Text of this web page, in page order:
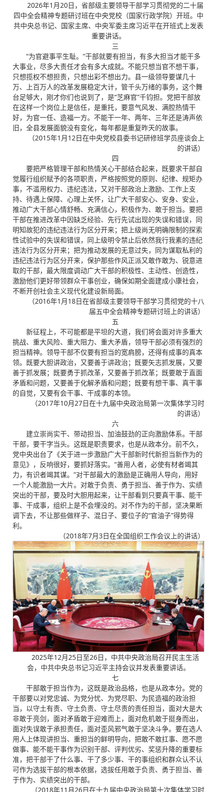
2026年1月20日，省部级主要领导干部学习贯彻党的二十届
四中全会精神专题研讨班在中央党校（国家行政学院）开班。中
共中央总书记、国家主席、中央军委主席习近平在开班式上发表
重要讲话。
三
“为官避事平生耻。”干部就要有担当，有多大担当才能干多
大事业，尽多大责任才会有多大成就。不能只想当官不想干事，
只想揽权不想担责，只想出彩不想出力。县一级领导要谋几十
万、上百万人的改革发展稳定大计，管千头万绪的事务，这个舞
台足够大，刚才你们也说到了，是“芝麻官”千钧担。党把干部放
在这样一个岗位上是信任，是重托，要意气风发、满腔热情干
好，为官一任、造福一方。不能干一年、两年、三年还是涛声依
旧，全县发展面貌没有变化，每年都是重复昨天的故事。
（2015年1月12日在中央党校县委书记研修班学员座谈会上
的讲话）
四
要把严格管理干部和热情关心干部结合起来，既要求干部自
觉履行组织赋予的各项职责，严格按照党的原则、纪律、规矩办
事，不滥用权力、违纪违法，又对干部政治上激励、工作上支
持、待遇上保障、心理上关怀，让广大干部安心、安身、安业，
推动广大干部心情舒畅、充满信心，积极作为、敢于担当。要把
干部在推进改革中因缺乏经验、先行先试出现的失误和错误，同
明知故犯的违纪违法行为区分开来；把上级尚无明确限制的探索
性试验中的失误和错误，同上级明令禁止后依然我行我素的违纪
违法行为区分开来；把为推动发展的无意过失，同为谋取私利的
违纪违法行为区分开来，保护那些作风正派又敢作敢为、锐意进
取的干部，最大限度调动广大干部的积极性、主动性、创造性，
激励他们更好带领群众干事创业，确保如期全面建成小康社会，
不断开创社会主义现代化建设新局面。
（2016年1月18日在省部级主要领导干部学习贯彻党的十八
届五中全会精神专题研讨班上的讲话）
五
新征程上，不可能都是平坦的大道，我们将会面对许多重大
挑战、重大风险、重大阻力、重大矛盾，领导干部必须有强烈的
担当精神。领导干部不仅要有担当的宽肩膀，还得有成事的真本
领。既要大胆讲政治，又要善于讲政治；既要矢志抓发展，又要
善于抓发展；既要勇于抓改革，又要善于抓改革；既要敢于直面
矛盾和问题，又要善于化解矛盾和问题；既要有想干事、真干事
的自觉，又要有会干事、干成事的本领。
（2017年10月27日在十九届中央政治局第一次集体学习时
的讲话）
六
建立崇尚实干、带动担当、加油鼓劲的正向激励体系。干部
干部，要干字当头。这既是职责要求，也是从政本分。前不久，
党中央出台了《关于进一步激励广大干部新时代新担当新作为的
意见》，反响很好，要抓好落实。“善用人者，必使有材者竭其
力，有识者竭其谋。”对干部最大的激励是正确用人导向，用好
一个人能激励一大片。对敢于负责、勇于担当、善于作为、实绩
突出的干部，要及时大胆用起来，让干部看到只要真干事、能干
事、干成事，组织上是不会埋没的。对不作为的干部，坚决果断
调下去，不让那些做样子、混日子、要位子的“官油子”得势得
利。
（2018年7月3日在全国组织工作会议上的讲话）
2025年12月25日至26日，中共中央政治局召开民主生活
会，中共中央总书记习近平主持会议并发表重要讲话。
七
干部敢于担当作为，这既是政治品格，也是从政本分。党的
干部要以对党忠诚、为党分忧、为党尽职、为民造福的政治担
当，以守土有责、守土负责、守土尽责的责任担当，面对大是大
非敢于亮剑，面对矛盾敢于迎难而上，面对危机敢于挺身而出，
面对失误敢于承担责任，面对歪风邪气敢于坚决斗争。要在选人
用人上体现讲担当、重担当的鲜明导向，把敢不敢扛事、愿不愿
做事、能不能干事作为识别干部、评判优劣、奖惩升降的重要标
准，把干部干了什么事、干了多少事、干的事组织和群众认不认
可作为选拔干部的根本依据，选拔任用敢于负责、勇于担当、善
于作为、实绩突出的干部。
（2018年11月26日在十九届中央政治局第十次集体学习时